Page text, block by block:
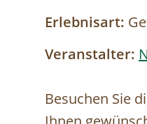
Erlebnisart:
Veranstalter:
Besuchen Sie